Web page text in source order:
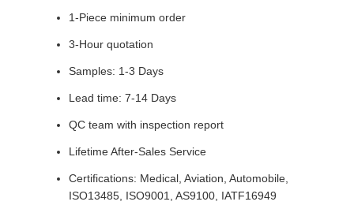
1-Piece minimum order
3-Hour quotation
Samples: 1-3 Days
Lead time: 7-14 Days
QC team with inspection report
Lifetime After-Sales Service
Certifications: Medical, Aviation, Automobile,
ISO13485, ISO9001, AS9100, IATF16949